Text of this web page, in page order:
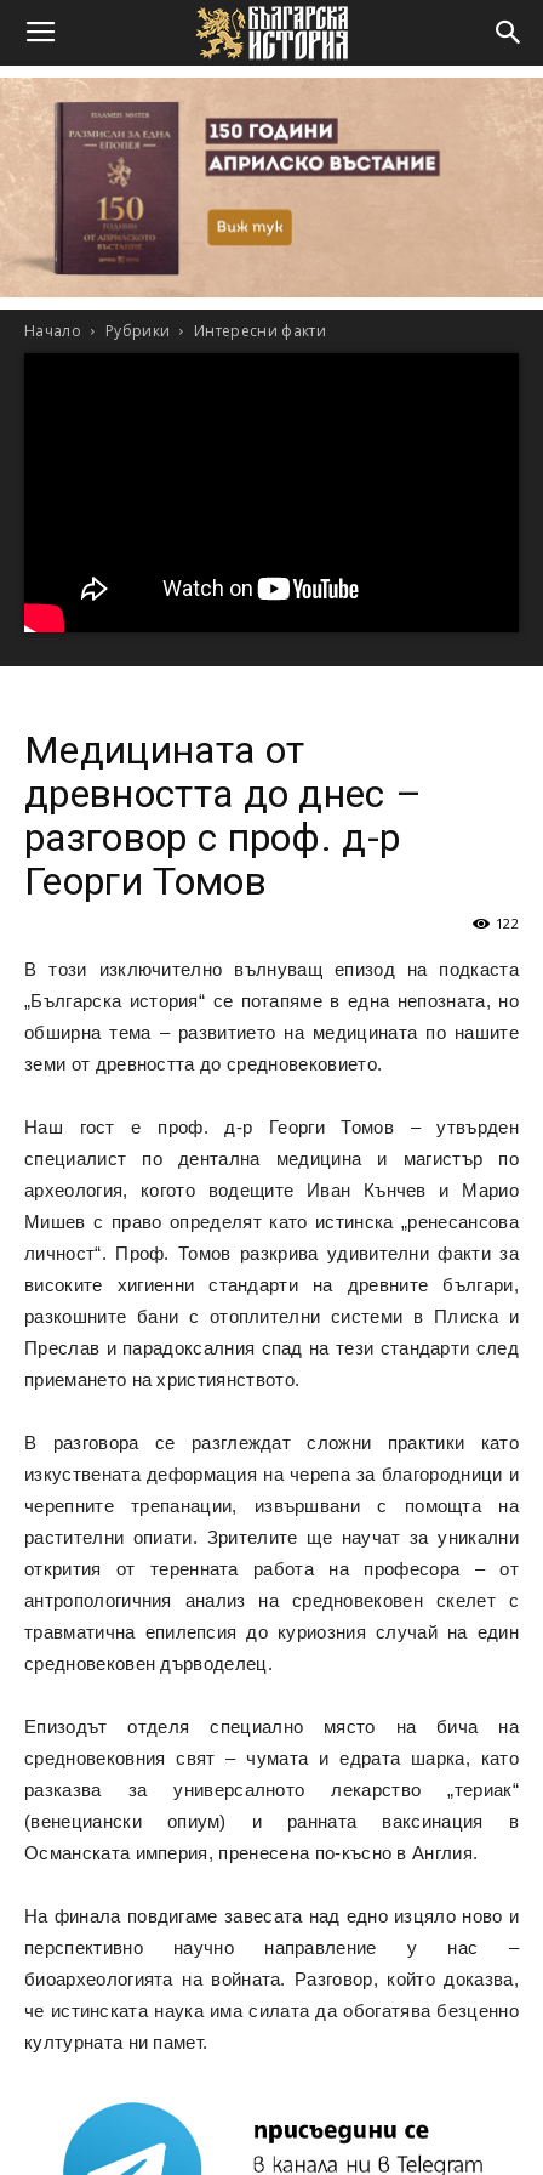
Начало Рубрики Интересни факти
Медицината от
древността до днес –
разговор с проф. д-р
Георги Томов
122
В този изключително вълнуващ епизод на подкаста
„Българска история“ се потапяме в една непозната, но
обширна тема – развитието на медицината по нашите
земи от древността до средновековието.
Наш гост е проф. д-р Георги Томов – утвърден
специалист по дентална медицина и магистър по
археология, когото водещите Иван Кънчев и Марио
Мишев с право определят като истинска „ренесансова
личност“. Проф. Томов разкрива удивителни факти за
високите хигиенни стандарти на древните българи,
разкошните бани с отоплителни системи в Плиска и
Преслав и парадоксалния спад на тези стандарти след
приемането на християнството.
В разговора се разглеждат сложни практики като
изкуствената деформация на черепа за благородници и
черепните трепанации, извършвани с помощта на
растителни опиати. Зрителите ще научат за уникални
открития от теренната работа на професора – от
антропологичния анализ на средновековен скелет с
травматична епилепсия до куриозния случай на един
средновековен дърводелец.
Епизодът отделя специално място на бича на
средновековния свят – чумата и едрата шарка, като
разказва за универсалното лекарство „териак“
(венециански опиум) и ранната ваксинация в
Османската империя, пренесена по-късно в Англия.
На финала повдигаме завесата над едно изцяло ново и
перспективно научно направление у нас –
биоархеологията на войната. Разговор, който доказва,
че истинската наука има силата да обогатява безценно
културната ни памет.